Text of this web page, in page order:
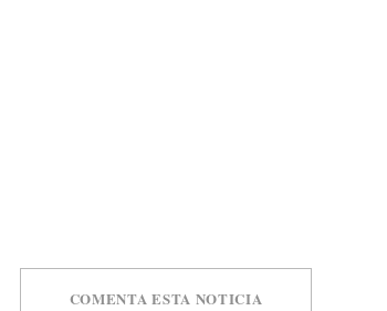
COMENTA ESTA NOTICIA